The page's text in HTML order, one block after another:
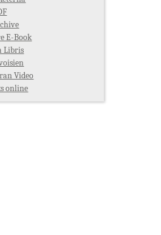
E-Book
Libris
Video
online